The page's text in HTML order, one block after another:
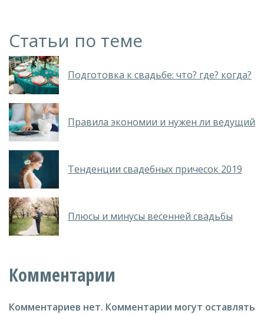
Статьи по теме
Подготовка к свадьбе: что? где? когда?
Правила экономии и нужен ли ведущий
Тенденции свадебных причесок 2019
Плюсы и минусы весенней свадьбы
Комментарии
Комментариев нет. Комментарии могут оставлять